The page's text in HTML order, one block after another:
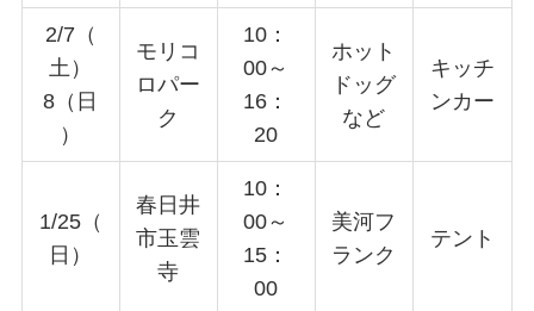
2/7（
土）
8（日
）
モリコ
ロパー
ク
10：
00～
16：
20
ホット
ドッグ
など
キッチ
ンカー
1/25（
日）
春日井
市玉雲
寺
10：
00～
15：
00
美河フ
ランク
テント